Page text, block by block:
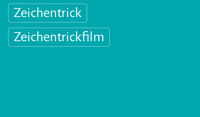
Zeichentrick
Zeichentrickfilm